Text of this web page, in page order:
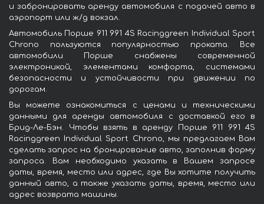
и забронировать аренду автомобиля с подачей авто в
аэропорт или ж/д вокзал.
Автомобиль Порше 911 991 4S Racinggreen Individual Sport
Chrono пользуются популярностью проката. Все
автомобили Порше снабжены современной
электроникой, элементами комфорта, системами
безопасности и устойчивости при движении по
дорогам.
Вы можете ознакомиться с ценами и техническими
данными для аренды автомобиля с доставкой его в
Брид-Ле-Бэн. Чтобы взять в аренду Порше 911 991 4S
Racinggreen Individual Sport Chrono, мы предлагаем Вам
сделать запрос на бронирование авто, заполнив форму
запроса. Вам необходимо указать в Вашем запросе
даты, время, место или адрес, где Вы хотите получить
данный авто, а также указать даты, время, место или
адрес возврата машины.